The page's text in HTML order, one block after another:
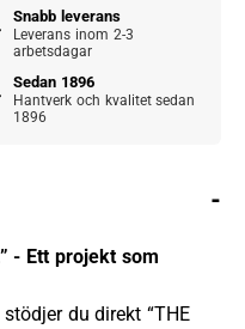
Snabb leverans
Leverans inom 2-3
arbetsdagar
Sedan 1896
Hantverk och kvalitet sedan
1896
-
- Ett projekt som
du direkt “THE